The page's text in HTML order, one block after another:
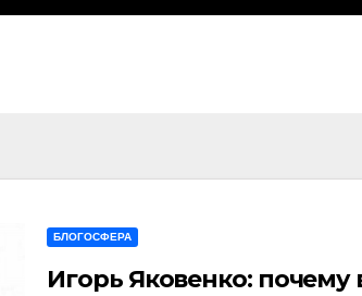
БЛОГОСФЕРА
Игорь Яковенко: почему